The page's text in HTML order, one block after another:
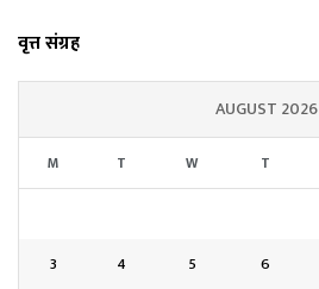
वृत्त संग्रह
AUGUST 2026
M T W T
3
4 5 6